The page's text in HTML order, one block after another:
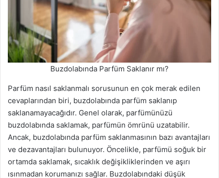
Buzdolabında Parfüm Saklanır mı?
Parfüm nasıl saklanmalı sorusunun en çok merak edilen
cevaplarından biri, buzdolabında parfüm saklanıp
saklanamayacağıdır. Genel olarak, parfümünüzü
buzdolabında saklamak, parfümün ömrünü uzatabilir.
Ancak, buzdolabında parfüm saklanmasının bazı avantajları
ve dezavantajları bulunuyor. Öncelikle, parfümü soğuk bir
ortamda saklamak, sıcaklık değişikliklerinden ve aşırı
ısınmadan korumanızı sağlar. Buzdolabındaki düşük